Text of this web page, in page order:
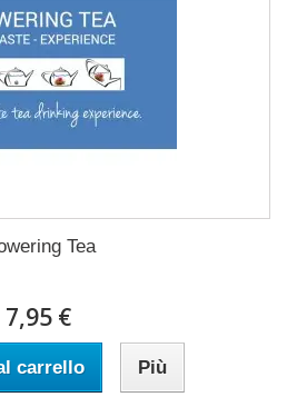
Tea
7,95 €
carrello Più